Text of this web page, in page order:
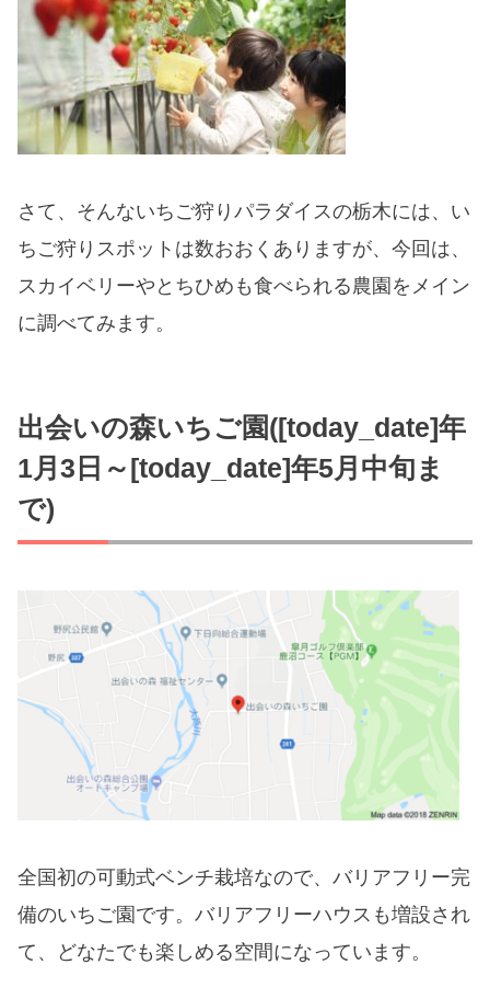
さて、そんないちご狩りパラダイスの栃木には、い
ちご狩りスポットは数おおくありますが、今回は、
スカイベリーやとちひめも食べられる農園をメイン
に調べてみます。
出会いの森いちご園([today_date]年
1月3日～[today_date]年5月中旬ま
で)
全国初の可動式ベンチ栽培なので、バリアフリー完
備のいちご園です。バリアフリーハウスも増設され
て、どなたでも楽しめる空間になっています。